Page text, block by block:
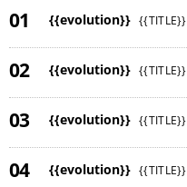
{{evolution}} {{TITLE}}
{{evolution}} {{TITLE}}
{{evolution}} {{TITLE}}
{{evolution}} {{TITLE}}